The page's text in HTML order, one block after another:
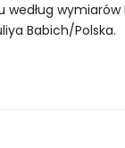
wymiarów
Babich/Polska.